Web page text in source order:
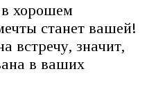
в хорошем
станет вашей!
встречу, значит,
в ваших